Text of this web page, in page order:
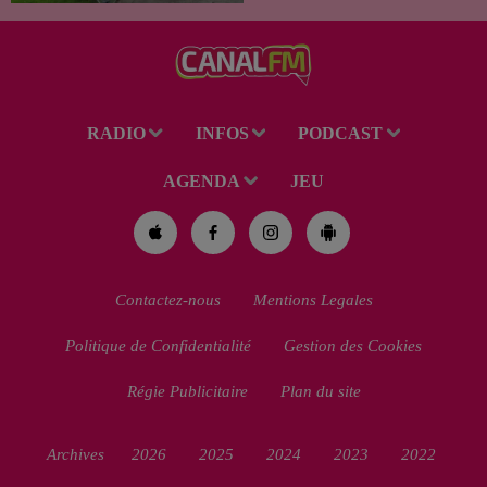
pour homicide...
RADIO INFOS PODCAST
AGENDA JEU
Contactez-nous Mentions Legales
Politique de Confidentialité Gestion des Cookies
Régie Publicitaire Plan du site
Archives 2026 2025 2024 2023 2022